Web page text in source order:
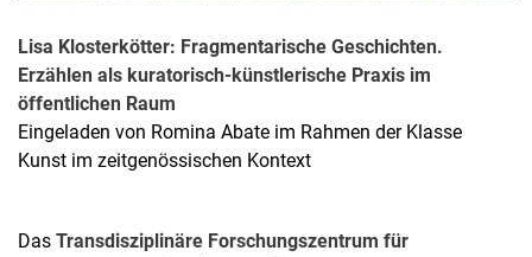
Lisa Klosterkötter: Fragmentarische Geschichten.
Erzählen als kuratorisch-künstlerische Praxis im
öffentlichen Raum
Eingeladen von Romina Abate im Rahmen der Klasse
Kunst im zeitgenössischen Kontext
Das Transdisziplinäre Forschungszentrum für